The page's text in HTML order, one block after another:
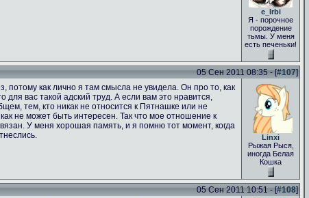
e_Irbi
Я - порочное
порождение
тьмы. У меня
есть печеньки!
05 Сен 2011 08:35 - [#107]
потому как лично я там смысла не увидела. Он про то, как
для вас такой адский труд. А если вам это нравится,
тем, кто никак не относится к Пятнашке или не
не может быть интересен. Так что мое отношение к
У меня хорошая память, и я помню тот момент, когда
Linxi
Рыжая Рыся,
иногда Белая
Кошка
05 Сен 2011 10:51 - [#108]